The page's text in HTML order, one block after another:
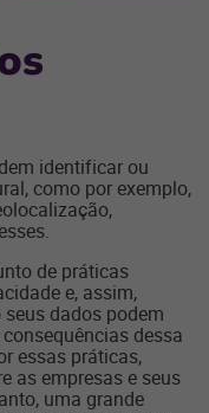
identificar ou
como por exemplo,
de práticas
e, assim,
dados podem
dessa
essas práticas,
as empresas e seus
uma grande